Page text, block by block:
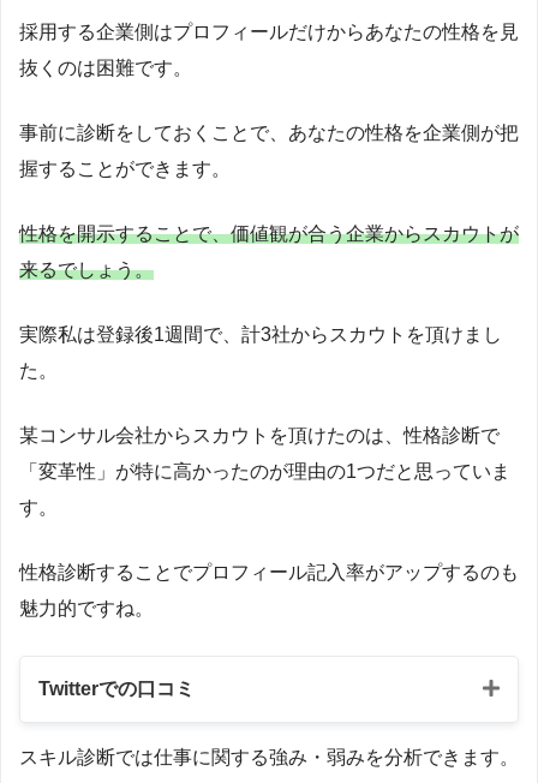
引用元のツイートを見る
採用する企業側はプロフィールだけからあなたの性格を見
抜くのは困難です。
事前に診断をしておくことで、あなたの性格を企業側が把
握することができます。
性格を開示することで、価値観が合う企業からスカウトが
来るでしょう。
実際私は登録後1週間で、計3社からスカウトを頂けまし
た。
某コンサル会社からスカウトを頂けたのは、性格診断で
「変革性」が特に高かったのが理由の1つだと思っていま
す。
性格診断することでプロフィール記入率がアップするのも
魅力的ですね。
Twitterでの口コミ
スキル診断では仕事に関する強み・弱みを分析できます。